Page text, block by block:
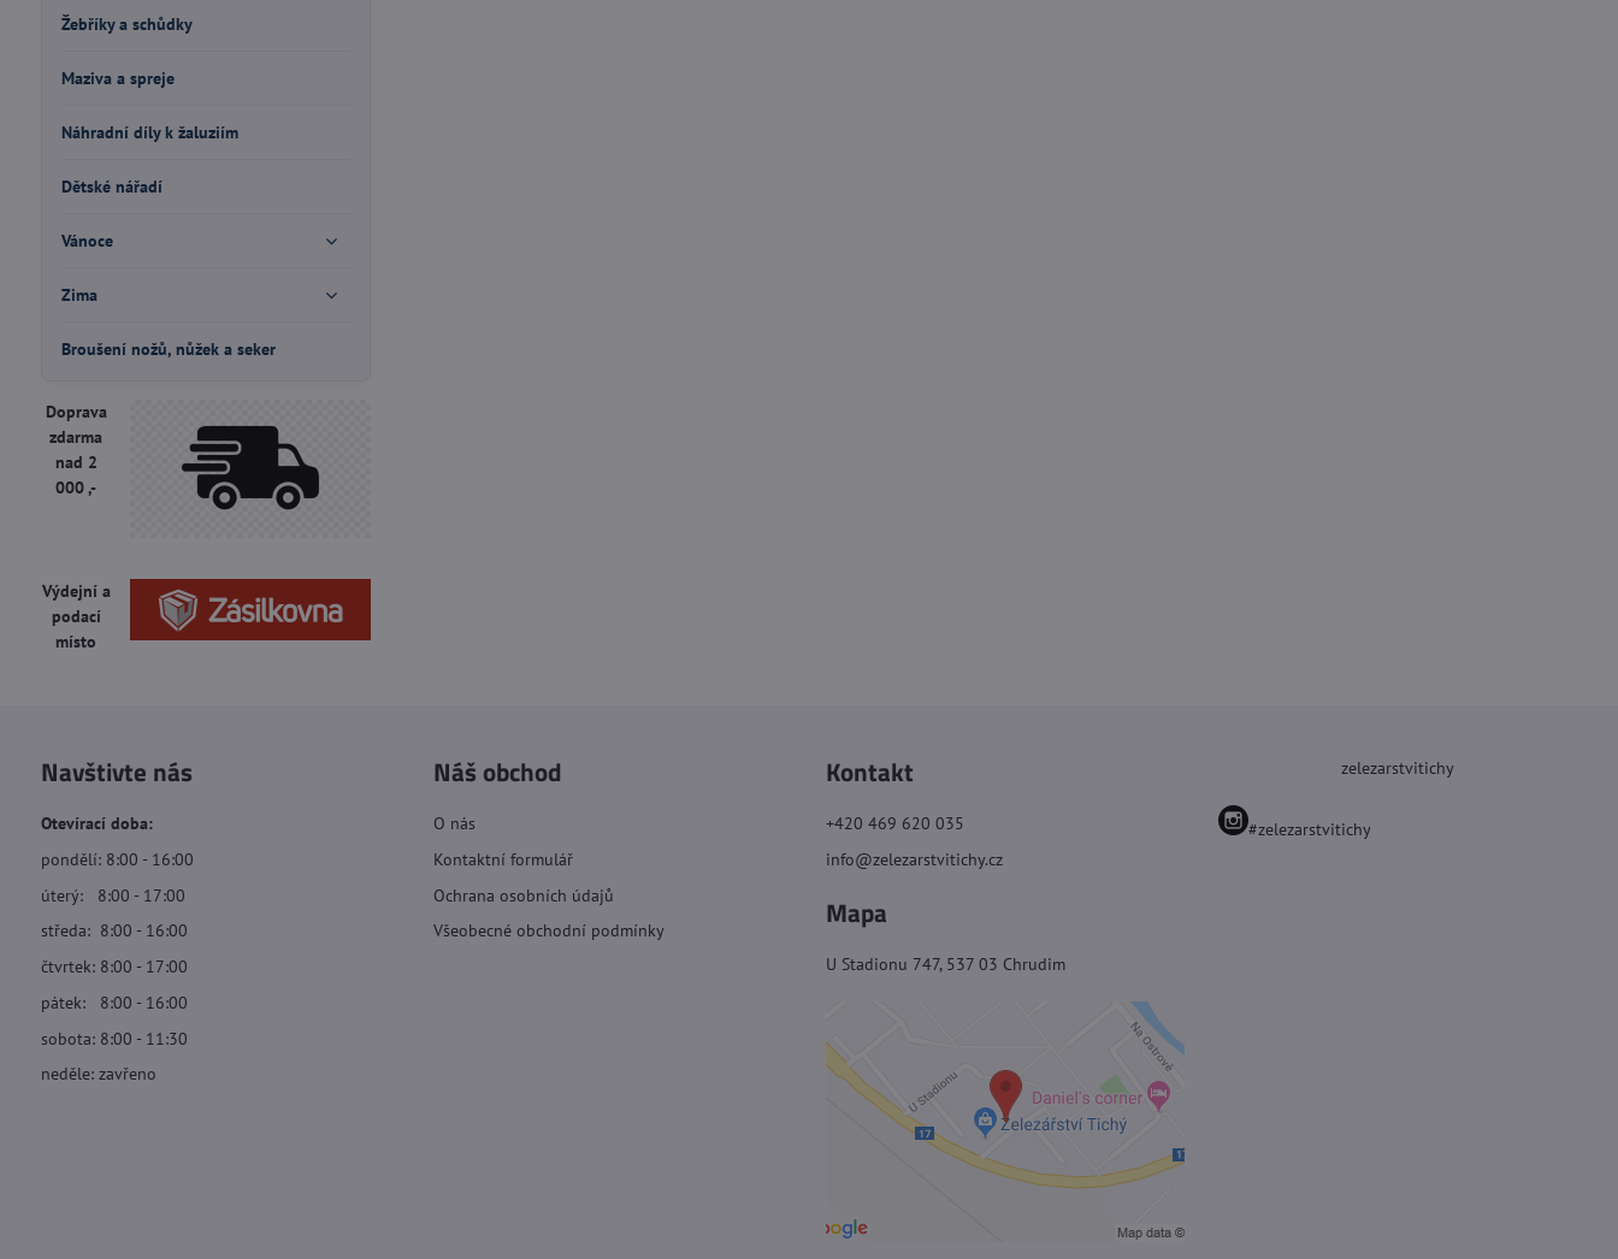
Žebříky a schůdky
Maziva a spreje
Náhradní díly k žaluziím
Dětské nářadí
Vánoce
Zima
Broušení nožů, nůžek a seker
Doprava
zdarma
nad 2
000 ,-
Výdejní a
podací
místo
Navštivte nás
Otevírací doba:
pondělí: 8:00 - 16:00
úterý: 8:00 - 17:00
středa: 8:00 - 16:00
čtvrtek: 8:00 - 17:00
pátek: 8:00 - 16:00
sobota: 8:00 - 11:30
neděle: zavřeno
Náš obchod
O nás
Kontaktní formulář
Ochrana osobních údajů
Všeobecné obchodní podmínky
Kontakt
+420 469 620 035
info@zelezarstvitichy.cz
Mapa
U Stadionu 747, 537 03 Chrudim
zelezarstvitichy
#zelezarstvitichy